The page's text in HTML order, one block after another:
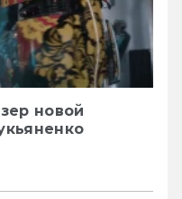
новой